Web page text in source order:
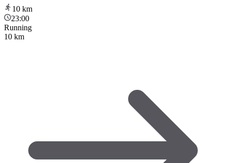
10 km
23:00
Running
10 km